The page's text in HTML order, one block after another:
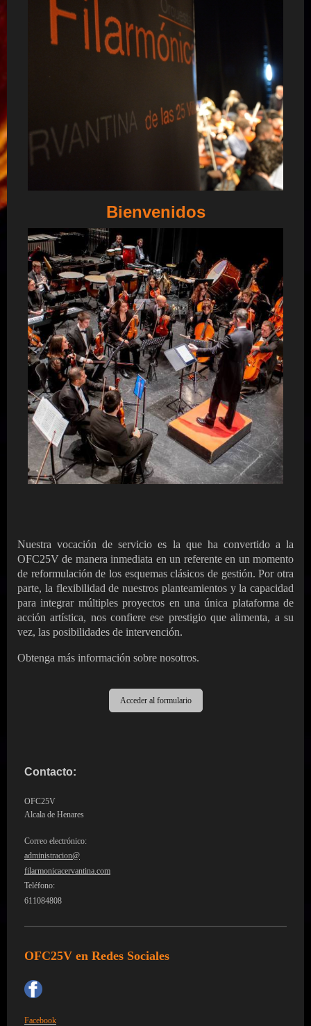
Bienvenidos
Nuestravocación de servicio es la que ha convertido a la
OFC25V de manera inmediata en un referente en un momento
de reformulación de los esquemas clásicos de gestión. Por otra
parte, la flexibilidad de nuestros planteamientos y la capacidad
para integrar múltiples proyectos en una única plataforma de
acción artística, nos confiere ese prestigio que alimenta, a su
vez, las posibilidades de intervención.
Obtenga más información sobre nosotros.
Acceder al formulario
Contacto:
OFC25V
Alcala de Henares
Correo electrónico:
administracion@
filarmonicacervantina.com
Teléfono:
611084808
OFC25V en Redes Sociales
Facebook